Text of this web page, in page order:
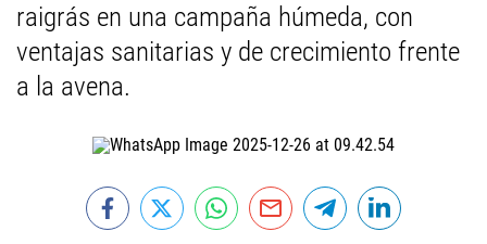
raigrás en una campaña húmeda, con
ventajas sanitarias y de crecimiento frente
a la avena.